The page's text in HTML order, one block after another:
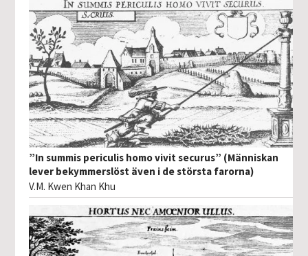
”In summis periculis homo vivit securus” (Människan
lever bekymmerslöst även i de största farorna)
V.M. Kwen Khan Khu